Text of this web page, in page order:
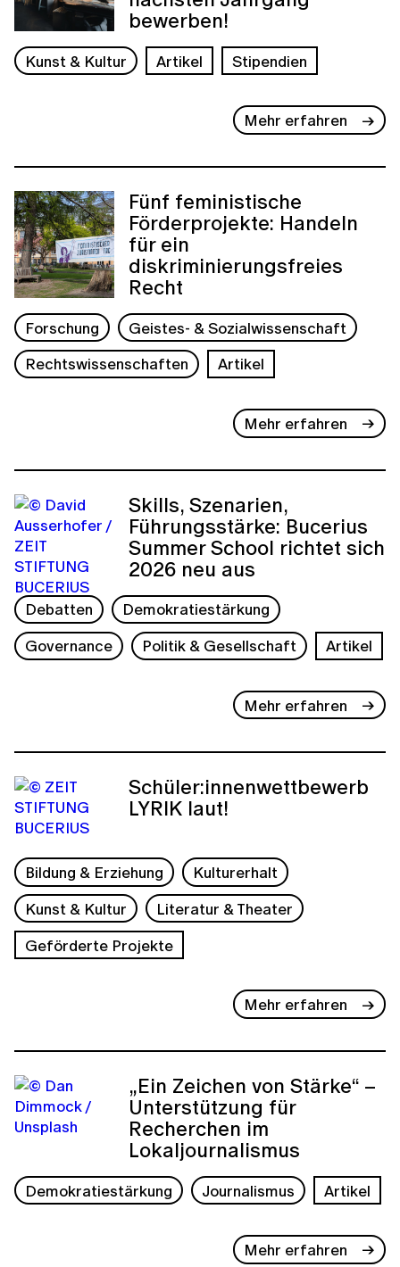
bewerben!
Kunst & Kultur Artikel Stipendien
Mehr erfahren
Fünf feministische
Förderprojekte: Handeln
für ein
diskriminierungsfreies
Recht
Forschung
Geistes- & Sozialwissenschaft
Rechtswissenschaften
Artikel
Mehr erfahren
Skills, Szenarien,
Führungsstärke: Bucerius
Summer School richtet sich
2026 neu aus
Debatten
Demokratiestärkung
Governance
Politik & Gesellschaft Artikel
Mehr erfahren
Schüler:innenwettbewerb
LYRIK laut!
Bildung & Erziehung
Kulturerhalt
Kunst & Kultur
Literatur & Theater
Geförderte Projekte
Mehr erfahren
„Ein Zeichen von Stärke“ –
Unterstützung für
Recherchen im
Lokaljournalismus
Demokratiestärkung Journalismus Artikel
Mehr erfahren